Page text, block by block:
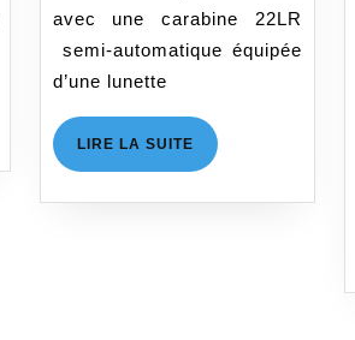
avec une carabine 22LR
semi-automatique équipée
d’une lunette
LIRE LA SUITELIRE
LA